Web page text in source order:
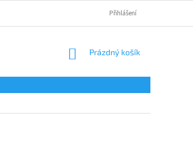
Přihlášení
NÁKUPNÍ
Prázdný košík